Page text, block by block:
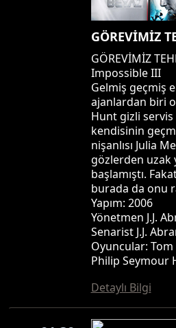
GÖREVİMİZ
GÖREVİMİZ
Impossible III
Gelmiş geçmiş
ajanlardan biri
Hunt gizli servis
kendisinin
nişanlısı Julia
gözlerden uzak
başlamıştı.
burada da onu
Yapım: 2006
Yönetmen J.J.
Senarist J.J.
Oyuncular:
Philip Seymour
Detaylı Bilgi